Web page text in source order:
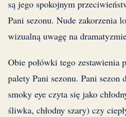
są jego spokojnym
Pani sezonu. Nude zakorzenia
wizualną uwagę na
Obie połówki tego zestawienia
palety Pani sezonu. Pani sezon
smoky eye czyta się jako
śliwka, chłodny szary) czy